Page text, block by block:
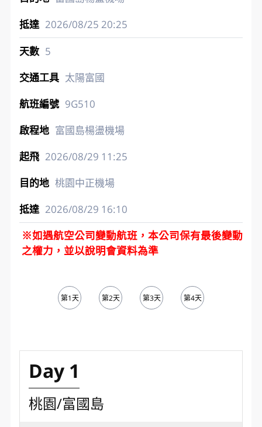
2026/08/25 20:25
5
太陽富國
9G510
富國島楊盪機場
2026/08/29 11:25
桃園中正機場
2026/08/29 16:10
※如遇航空公司變動航班，本公司保有最後變動
之權力，並以說明會資料為準
第1天 第2天 第3天 第4天
Day 1
桃園/富國島